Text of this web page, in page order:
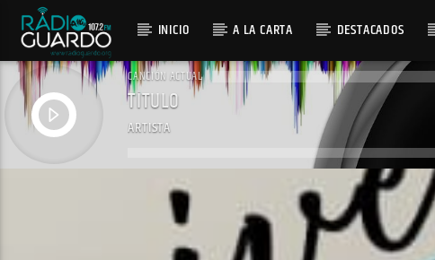
INICIO A LA CARTA DESTACADOS
CANCIÓN ACTUAL
TÍTULO
ARTISTA